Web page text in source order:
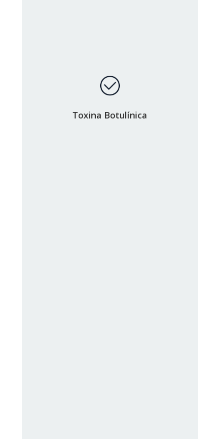
Toxina Botulínica